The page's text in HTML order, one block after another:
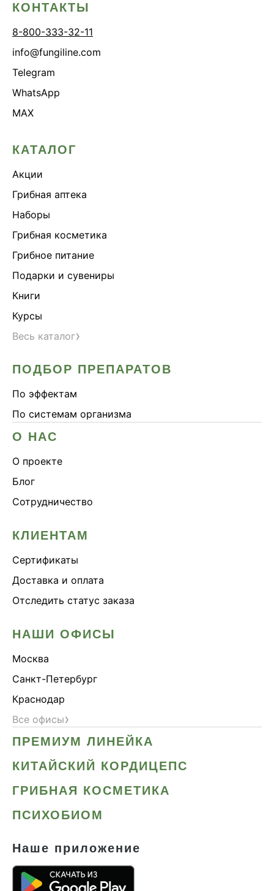
КОНТАКТЫ
8-800-333-32-11
info@fungiline.com
Telegram
WhatsApp
MAX
КАТАЛОГ
Акции
Грибная аптека
Наборы
Грибная косметика
Грибное питание
Подарки и сувениры
Книги
Курсы
Весь каталог›
ПОДБОР ПРЕПАРАТОВ
По эффектам
По системам организма
О НАС
О проекте
Блог
Сотрудничество
КЛИЕНТАМ
Сертификаты
Доставка и оплата
Отследить статус заказа
НАШИ ОФИСЫ
Москва
Санкт-Петербург
Краснодар
Все офисы›
ПРЕМИУМ ЛИНЕЙКА
КИТАЙСКИЙ КОРДИЦЕПС
ГРИБНАЯ КОСМЕТИКА
ПСИХОБИОМ
Наше приложение